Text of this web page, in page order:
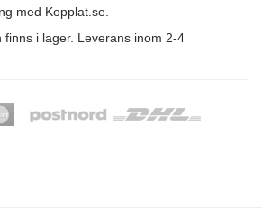
med Kopplat.se.
finns i lager. Leverans inom 2-4